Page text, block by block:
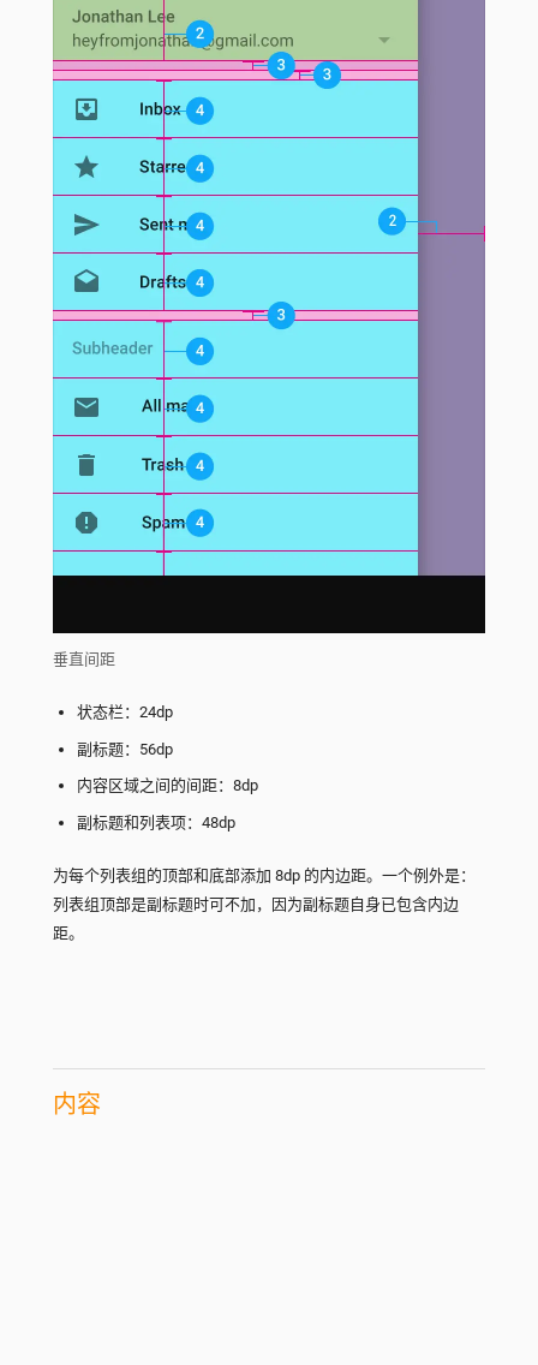
垂直间距
状态栏：24dp
副标题：56dp
内容区域之间的间距：8dp
副标题和列表项：48dp
为每个列表组的顶部和底部添加 8dp 的内边距。一个例外是：
列表组顶部是副标题时可不加，因为副标题自身已包含内边
距。
内容